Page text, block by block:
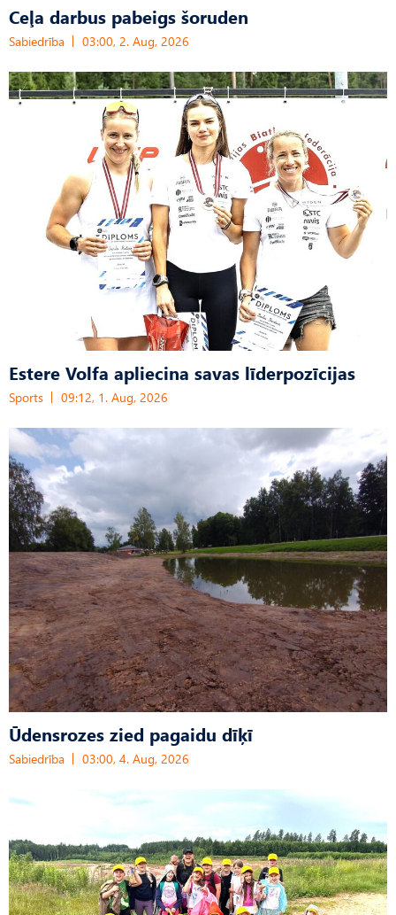
Ceļa darbus pabeigs šoruden
Sabiedrība 03:00, 2. Aug, 2026
Estere Volfa apliecina savas līderpozīcijas
Sports 09:12, 1. Aug, 2026
Ūdensrozes zied pagaidu dīķī
Sabiedrība 03:00, 4. Aug, 2026